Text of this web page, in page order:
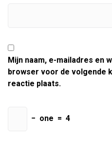
Mijn naam, e-mailadres en
browser voor de volgende
reactie plaats.
− one = 4